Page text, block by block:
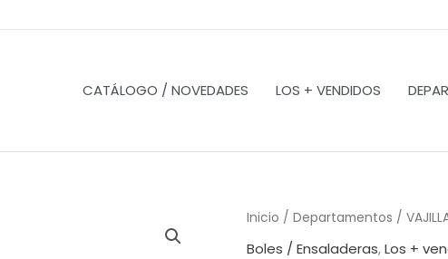
CATÁLOGO / NOVEDADES LOS + VENDIDOS
Inicio / Departamentos /
Boles / Ensaladeras,Los +